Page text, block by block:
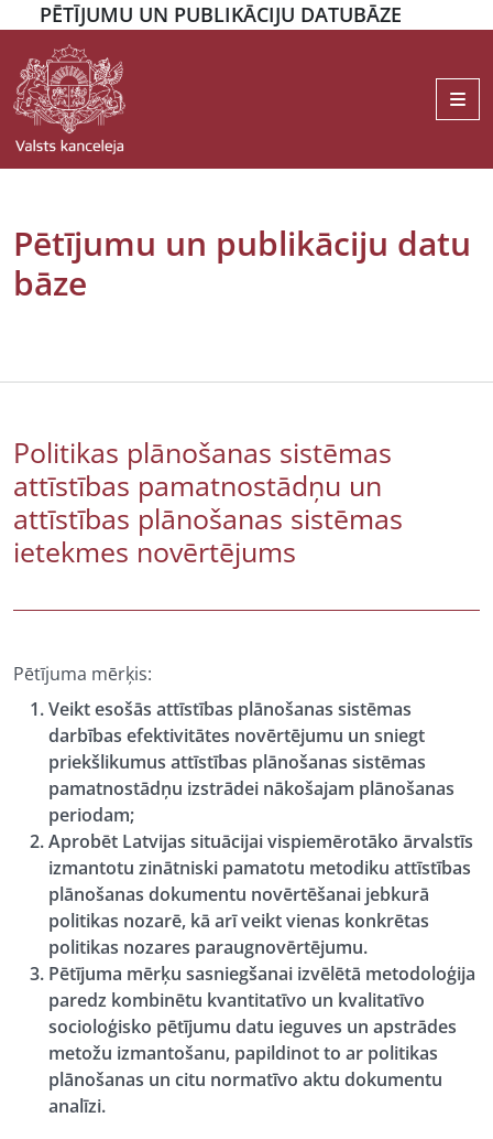
PĒTĪJUMU UN PUBLIKĀCIJU DATUBĀZE
Pētījumu un publikāciju datu
bāze
Politikas plānošanas sistēmas
attīstības pamatnostādņu un
attīstības plānošanas sistēmas
ietekmes novērtējums
Pētījuma mērķis:
Veikt esošās attīstības plānošanas sistēmas
darbības efektivitātes novērtējumu un sniegt
priekšlikumus attīstības plānošanas sistēmas
pamatnostādņu izstrādei nākošajam plānošanas
periodam;
Aprobēt Latvijas situācijai vispiemērotāko ārvalstīs
izmantotu zinātniski pamatotu metodiku attīstības
plānošanas dokumentu novērtēšanai jebkurā
politikas nozarē, kā arī veikt vienas konkrētas
politikas nozares paraugnovērtējumu.
Pētījuma mērķu sasniegšanai izvēlētā metodoloģija
paredz kombinētu kvantitatīvo un kvalitatīvo
socioloģisko pētījumu datu ieguves un apstrādes
metožu izmantošanu, papildinot to ar politikas
plānošanas un citu normatīvo aktu dokumentu
analīzi.